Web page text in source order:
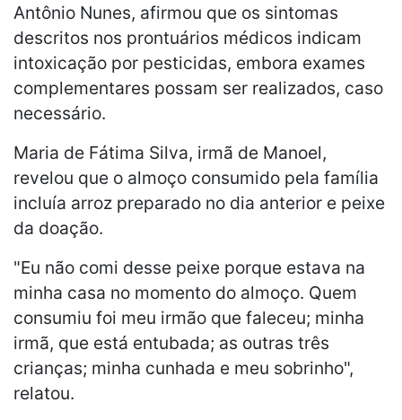
Antônio Nunes, afirmou que os sintomas
descritos nos prontuários médicos indicam
intoxicação por pesticidas, embora exames
complementares possam ser realizados, caso
necessário.
Maria de Fátima Silva, irmã de Manoel,
revelou que o almoço consumido pela família
incluía arroz preparado no dia anterior e peixe
da doação.
"Eu não comi desse peixe porque estava na
minha casa no momento do almoço. Quem
consumiu foi meu irmão que faleceu; minha
irmã, que está entubada; as outras três
crianças; minha cunhada e meu sobrinho",
relatou.